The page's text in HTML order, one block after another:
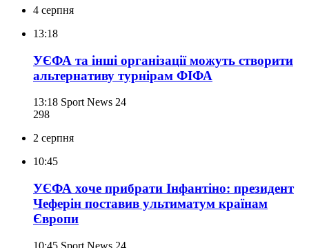
4 серпня
13:18
УЄФА та інші організації можуть створити
альтернативу турнірам ФІФА
13:18 Sport News 24
298
2 серпня
10:45
УЄФА хоче прибрати Інфантіно: президент
Чеферін поставив ультиматум країнам
Європи
10:45 Sport News 24